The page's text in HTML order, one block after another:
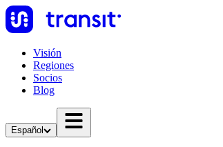
Visión
Regiones
Socios
Blog
Español